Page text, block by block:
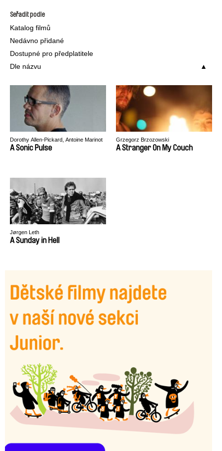
Seřadit podle
Katalog filmů
Nedávno přidané
Dostupné pro předplatitele
Dle názvu
Dorothy Allen-Pickard, Antoine Marinot
A Sonic Pulse
Grzegorz Brzozowski
A Stranger On My Couch
Jørgen Leth
A Sunday in Hell